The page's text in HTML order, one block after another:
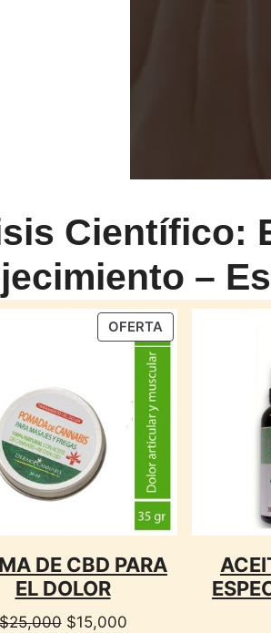
Científico:
–
OFERTAPRODUCTO
EN
DE CBD PARA
EL DOLOR
25,000 El
$15,000El